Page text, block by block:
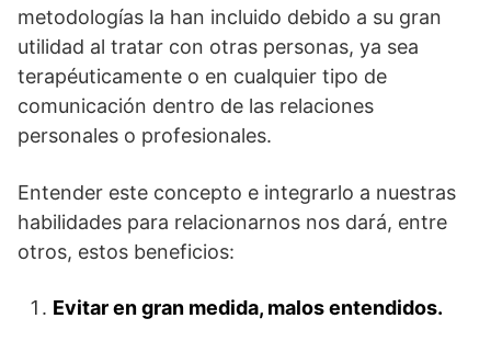
metodologías la han incluido debido a su gran
utilidad al tratar con otras personas, ya sea
terapéuticamente o en cualquier tipo de
comunicación dentro de las relaciones
personales o profesionales.
Entender este concepto e integrarlo a nuestras
habilidades para relacionarnos nos dará, entre
otros, estos beneficios:
Evitar en gran medida, malos entendidos.